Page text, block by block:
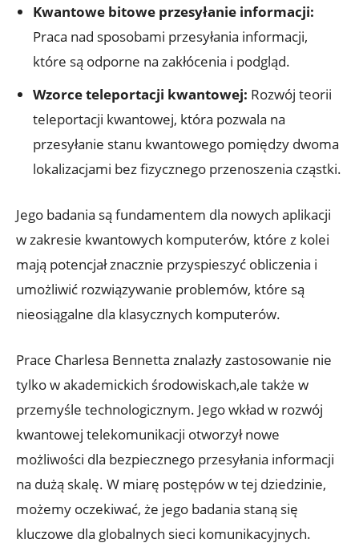
Kwantowe bitowe przesyłanie informacji:
Praca nad sposobami przesyłania informacji,
które są odporne na zakłócenia i podgląd.
Wzorce teleportacji kwantowej: Rozwój teorii
teleportacji kwantowej, która pozwala na
przesyłanie stanu kwantowego pomiędzy dwoma
lokalizacjami bez fizycznego przenoszenia cząstki.
Jego badania są fundamentem dla nowych aplikacji
w zakresie kwantowych komputerów, które z kolei
mają potencjał znacznie przyspieszyć obliczenia i
umożliwić rozwiązywanie problemów, które są
nieosiągalne dla klasycznych komputerów.
Prace Charlesa Bennetta znalazły zastosowanie nie
tylko w akademickich środowiskach,ale także w
przemyśle technologicznym. Jego wkład w rozwój
kwantowej telekomunikacji otworzył nowe
możliwości dla bezpiecznego przesyłania informacji
na dużą skalę. W miarę postępów w tej dziedzinie,
możemy oczekiwać, że jego badania staną się
kluczowe dla globalnych sieci komunikacyjnych.